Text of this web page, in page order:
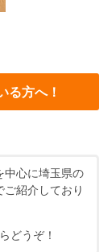
る方へ！
中心に埼玉県の
紹介しており
どうぞ！